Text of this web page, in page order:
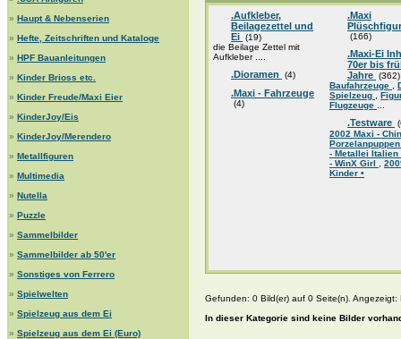
» Haupt & Nebenserien
» Hefte, Zeitschriften und Kataloge
» HPF Bauanleitungen
» Kinder Brioss etc.
» Kinder Freude/Maxi Eier
» KinderJoy/Eis
» KinderJoy/Merendero
» Metallfiguren
» Multimedia
» Nutella
» Puzzle
» Sammelbilder
» Sammelbilder ab 50'er
» Sonstiges von Ferrero
» Spielwelten
» Spielzeug aus dem Ei
» Spielzeug aus dem Ei (Euro)
.Aufkleber,
Beilagezettel und
Ei (19)
die Beilage Zettel mit
Aufkleber ....
.Dioramen (4)
.Maxi - Fahrzeuge
(4)
.Maxi
(166)
.Maxi-Ei
70er bis
Jahre (362)
Baufahrzeuge
Spielzeug
Flugzeuge
.Testware
2002 Maxi -
- Metallei Italien
- WinX Girl
Kinder •
Gefunden: 0 Bild(er) auf 0 Seite(n). Angezeigt:
In dieser Kategorie sind keine Bilder